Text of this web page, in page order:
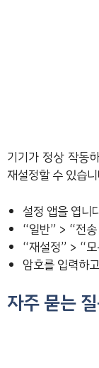
기기가 정상 작동
재설정할 수 있습
설정 앱을 엽니
“일반” > “전
“재설정” > “
암호를 입력하
자주 묻는